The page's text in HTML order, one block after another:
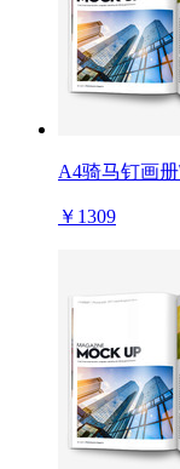
A4骑马钉画册
￥1309